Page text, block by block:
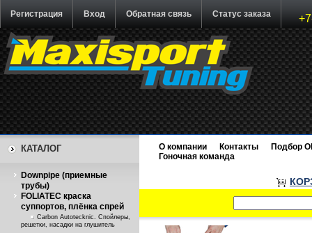
Регистрация Вход Обратная связь Статус заказа
КАТАЛОГ
Downpipe (приемные
трубы)
FOLIATEC краска
суппортов, плёнка спрей
Carbon Autotecknic. Спойлеры,
решетки, насадки на глушитель
О компании Контакты
Подбор
Гоночная команда